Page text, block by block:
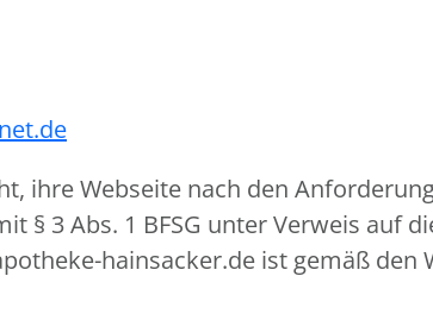
ihre Webseite nach den
§ 3 Abs. 1 BFSG unter Verweis auf
hainsacker.de ist gemäß den